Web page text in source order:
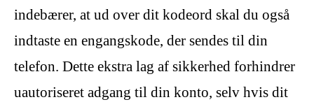
indebærer, at ud over dit kodeord skal du også
indtaste en engangskode, der sendes til din
telefon. Dette ekstra lag af sikkerhed forhindrer
uautoriseret adgang til din konto, selv hvis dit